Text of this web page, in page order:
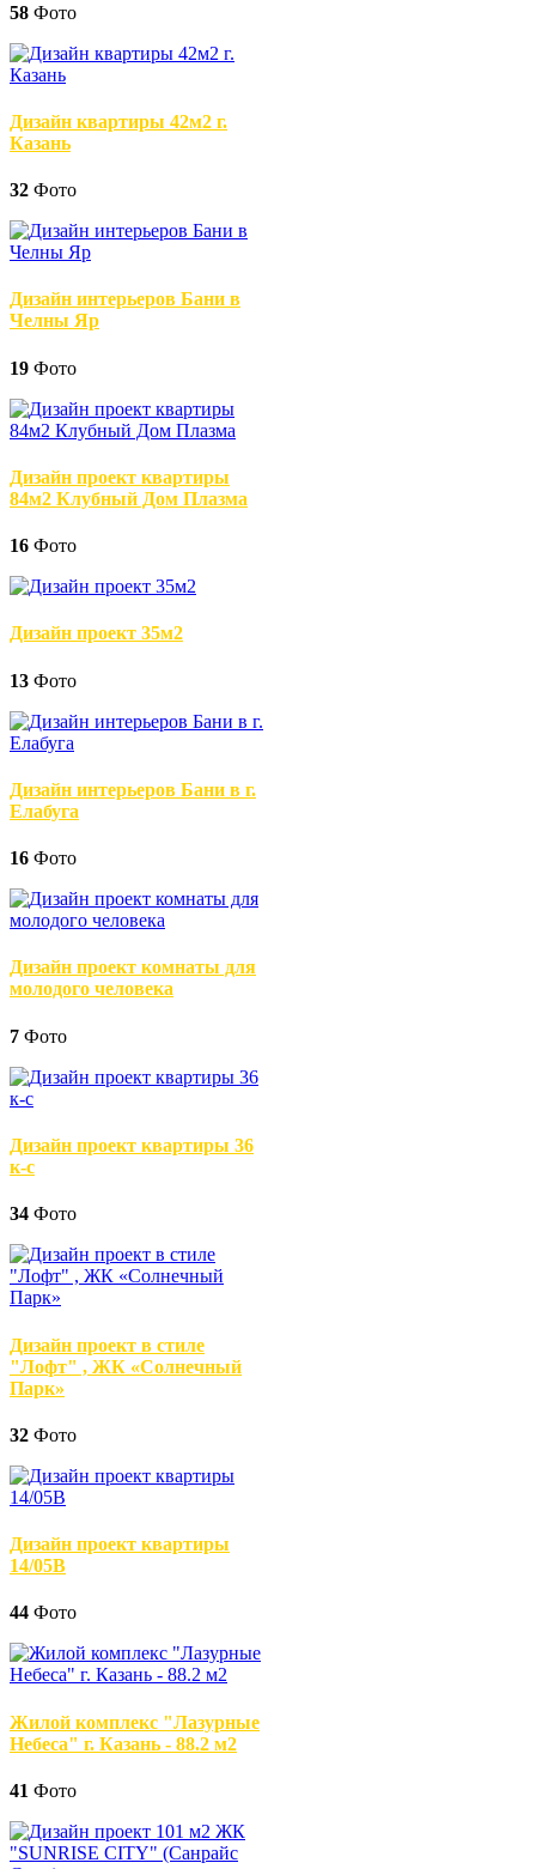
58 Фото
Дизайн квартиры 42м2 г.
Казань
32 Фото
Дизайн интерьеров Бани в
Челны Яр
19 Фото
Дизайн проект квартиры
84м2 Клубный Дом Плазма
16 Фото
Дизайн проект 35м2
13 Фото
Дизайн интерьеров Бани в г.
Елабуга
16 Фото
Дизайн проект комнаты для
молодого человека
7 Фото
Дизайн проект квартиры 36
к-с
34 Фото
Дизайн проект в стиле
"Лофт" , ЖК «Солнечный
Парк»
32 Фото
Дизайн проект квартиры
14/05В
44 Фото
Жилой комплекс "Лазурные
Небеса" г. Казань - 88.2 м2
41 Фото